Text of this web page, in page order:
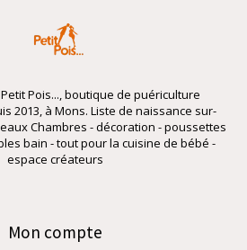
Pois..., boutique de puériculture
2013, à Mons. Liste de naissance sur-
Chambres - décoration - poussettes
bain - tout pour la cuisine de bébé -
espace créateurs
Mon compte